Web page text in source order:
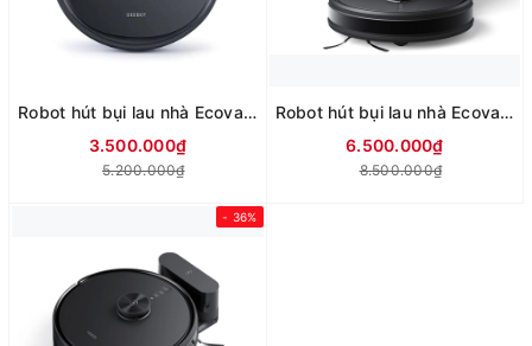
Robot hút bụi lau nhà Ecovacs U2 Pro
3.500.000₫
5.200.000₫
Robot hút bụi lau nhà Ecovacs Y1 PRO PLUS
6.500.000₫
8.500.000₫
- 36%